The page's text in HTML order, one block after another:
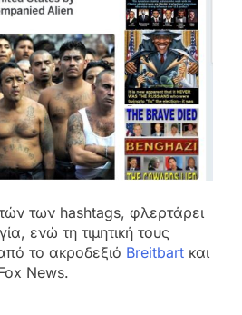
των hashtags, φλερτάρει
ενώ τη τιμητική τους
το ακροδεξιό Breitbart και
News.